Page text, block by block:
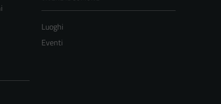
Luoghi
Eventi